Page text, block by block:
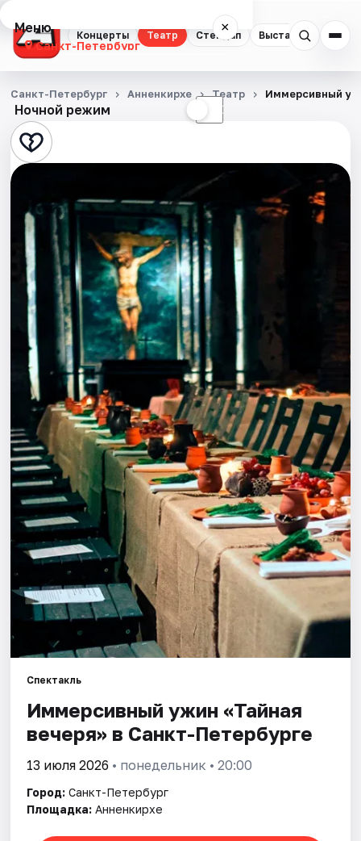
Концерты Театр Стендап Выставки
Меню ×
Санкт-Петербург
Концерты
Театр
Стендап
Выставки
Квесты
Экскурсии
Спорт
События
Города
Площадки
Артисты
Рейтинги
Ночной режим ☾
Санкт-Петербург Анненкирхе Театр Иммерсивный
Спектакль
Иммерсивный ужин «Тайная
вечеря» в Санкт-Петербурге
13 июля 2026 • понедельник • 20:00
Город: Санкт-Петербург
Площадка: Анненкирхе